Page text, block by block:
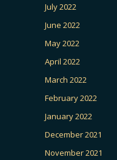
July 2022
June 2022
May 2022
April 2022
March 2022
February 2022
January 2022
December 2021
November 2021